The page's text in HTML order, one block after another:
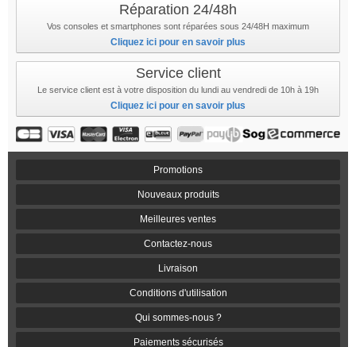
Réparation 24/48h
Vos consoles et smartphones sont réparées sous 24/48H maximum
Cliquez ici pour en savoir plus
Service client
Le service client est à votre disposition du lundi au vendredi de 10h à 19h
Cliquez ici pour en savoir plus
Promotions
Nouveaux produits
Meilleures ventes
Contactez-nous
Livraison
Conditions d'utilisation
Qui sommes-nous ?
Paiements sécurisés